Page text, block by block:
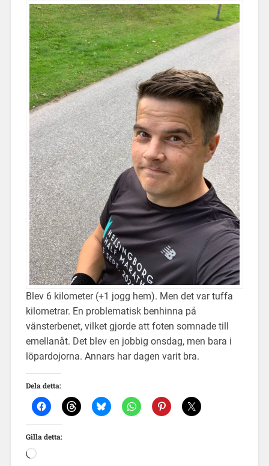
Blev 6 kilometer (+1 jogg hem). Men det var tuffa
kilometrar. En problematisk benhinna på
vänsterbenet, vilket gjorde att foten somnade till
emellanåt. Det blev en jobbig onsdag, men bara i
löpardojorna. Annars har dagen varit bra.
Dela detta:
Gilla detta: